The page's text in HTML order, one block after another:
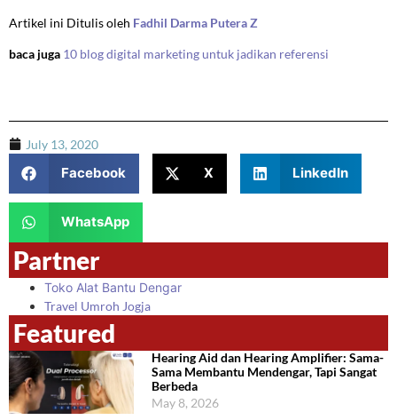
Artikel ini Ditulis oleh Fadhil Darma Putera Z
baca juga 10 blog digital marketing untuk jadikan referensi
July 13, 2020
Facebook X LinkedIn
WhatsApp
Partner
Toko Alat Bantu Dengar
Travel Umroh Jogja
Featured
Hearing Aid dan Hearing Amplifier: Sama-
Sama Membantu Mendengar, Tapi Sangat
Berbeda
May 8, 2026